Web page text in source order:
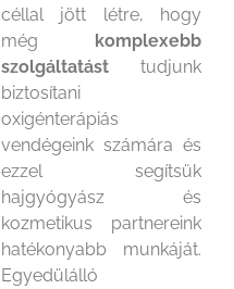
céllal jött létre, hogy
még komplexebb
szolgáltatást tudjunk
biztosítani
oxigénterápiás
vendégeink számára és
ezzel segítsük
hajgyógyász és
kozmetikus partnereink
hatékonyabb munkáját.
Egyedülálló